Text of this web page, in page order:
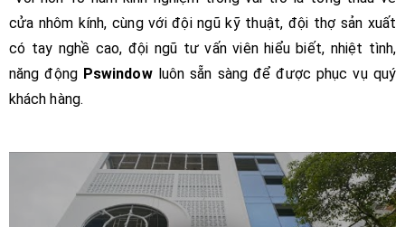
cửa nhôm kính, cùng với đội ngũ kỹ thuật, đội thợ sản xuất
có tay nghề cao, đội ngũ tư vấn viên hiểu biết, nhiệt tình,
năng động Pswindow luôn sẵn sàng để được phục vụ quý
khách hàng.